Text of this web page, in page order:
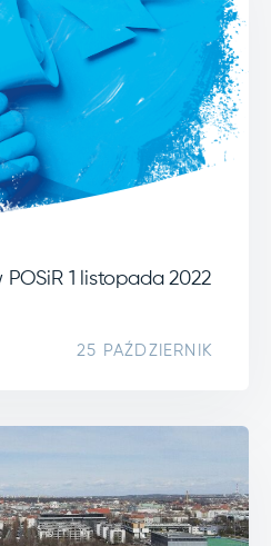
1 listopada 2022
25 PAŹDZIERNIK